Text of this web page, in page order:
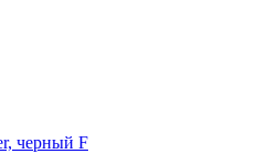
черный F